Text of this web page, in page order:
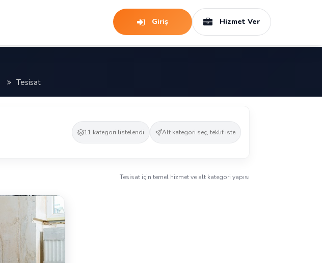
Giriş Hizmet Ver
Tesisat
11 kategori listelendi Alt kategori seç, teklif iste
Tesisat için temel hizmet ve alt kategori yapısı